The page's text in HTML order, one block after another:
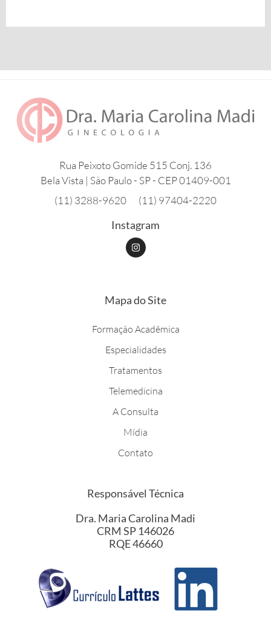
Rua Peixoto Gomide 515 Conj. 136
Bela Vista | São Paulo - SP - CEP 01409-001
(11) 3288-9620
(11) 97404-2220
Instagram
I
n
s
r
a
Mapa do Site
Formação Acadêmica
Especialidades
Tratamentos
Telemedicina
A Consulta
Mídia
Contato
Responsável Técnica
Dra. Maria Carolina Madi
CRM SP 146026
RQE 46660